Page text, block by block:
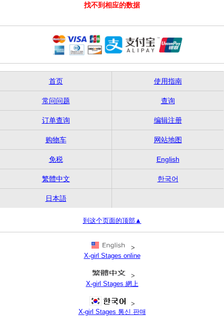
找不到相应的数据
首页 使用指南
常问问题 查询
订单查询 编辑注册
购物车 网站地图
免税 English
繁體中文 한국어
日本語
到这个页面的顶部▲
>
X-girl Stages online
>
X-girl Stages 網上
>
X-girl Stages 통신 판매